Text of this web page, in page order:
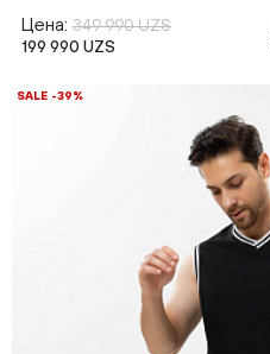
Цена: 349 990 UZS
199 990 UZS
SALE -39%